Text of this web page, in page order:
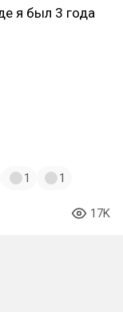
я был 3 года
1 1
17K